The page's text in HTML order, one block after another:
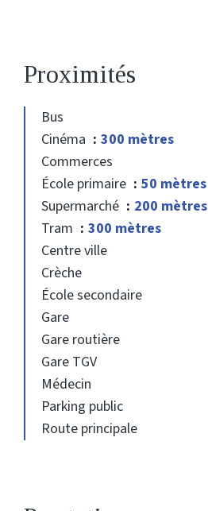
Proximités
Bus
Cinéma
300 mètres
Commerces
École primaire
50 mètres
Supermarché
200 mètres
Tram
300 mètres
Centre ville
Crèche
École secondaire
Gare
Gare routière
Gare TGV
Médecin
Parking public
Route principale